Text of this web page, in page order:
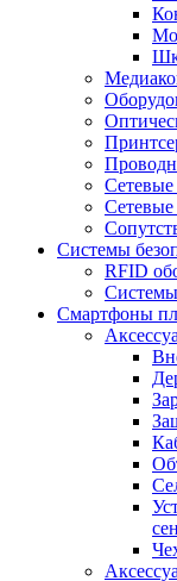
Системы
RFID
Смартфоны